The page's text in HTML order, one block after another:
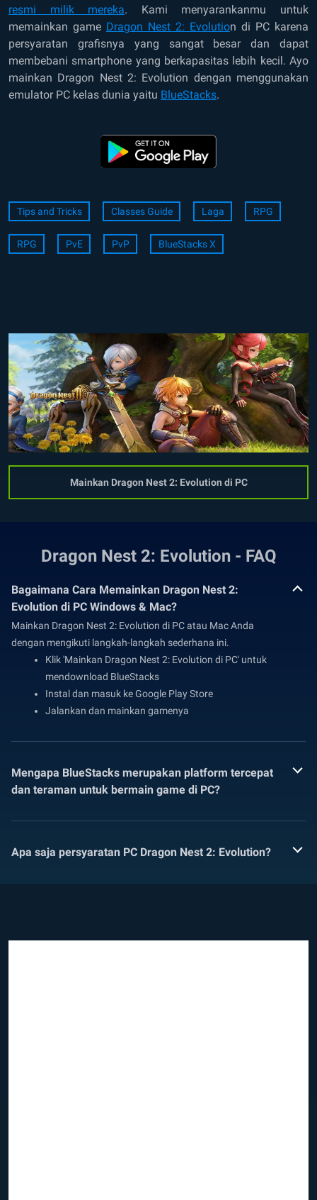
resmi milik mereka. Kami menyarankanmu untuk
memainkan game Dragon Nest 2: Evolution di PC karena
persyaratan grafisnya yang sangat besar dan dapat
membebani smartphone yang berkapasitas lebih kecil. Ayo
mainkan Dragon Nest 2: Evolution dengan menggunakan
emulator PC kelas dunia yaitu BlueStacks.
Tips and Tricks Classes Guide Laga RPG
RPG PvE PvP BlueStacks X
Mainkan Dragon Nest 2: Evolution di PC
Dragon Nest 2: Evolution - FAQ
Bagaimana Cara Memainkan Dragon Nest 2:
Evolution di PC Windows & Mac?
Mainkan Dragon Nest 2: Evolution di PC atau Mac Anda
dengan mengikuti langkah-langkah sederhana ini.
Klik 'Mainkan Dragon Nest 2: Evolution di PC' untuk
mendownload BlueStacks
Instal dan masuk ke Google Play Store
Jalankan dan mainkan gamenya
Mengapa BlueStacks merupakan platform tercepat
dan teraman untuk bermain game di PC?
Apa saja persyaratan PC Dragon Nest 2: Evolution?